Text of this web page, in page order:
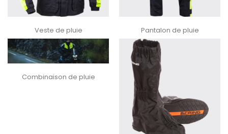
Veste de pluie Pantalon de pluie
Combinaison de pluie